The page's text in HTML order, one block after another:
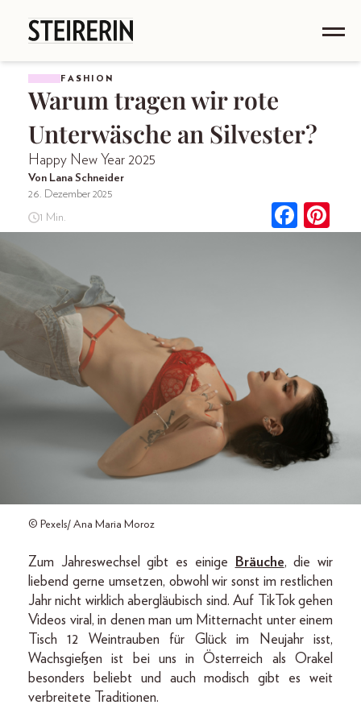
FASHION
Warum tragen wir rote
Unterwäsche an Silvester?
Happy New Year 2025
Von Lana Schneider
26. Dezember 2025
1 Min.
© Pexels/ Ana Maria Moroz
Zum Jahreswechsel gibt es einige Bräuche, die wir
liebend gerne umsetzen, obwohl wir sonst im restlichen
Jahr nicht wirklich abergläubisch sind. Auf TikTok gehen
Videos viral, in denen man um Mitternacht unter einem
Tisch 12 Weintrauben für Glück im Neujahr isst,
Wachsgießen ist bei uns in Österreich als Orakel
besonders beliebt und auch modisch gibt es weit
verbreitete Traditionen.